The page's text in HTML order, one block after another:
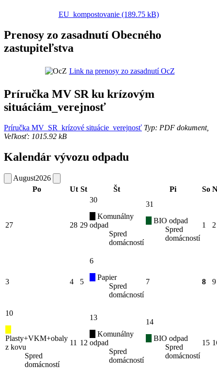
EU_kompostovanie (189.75 kB)
Prenosy zo zasadnutí Obecného
zastupiteľstva
Link na prenosy zo zasadnutí OcZ
Príručka MV SR ku krízovým
situáciám_verejnosť
Príručka MV_SR_krízové situácie_verejnosť Typ: PDF dokument,
Veľkosť: 1015.92 kB
Kalendár vývozu odpadu
August2026
Po
Ut St Št Pi So
27 28 29
30
Komunálny
odpad
Spred
domácností
31
BIO odpad
Spred
domácností
1 2
3 4 5
6
Papier
Spred
domácností
7 8 9
10
Plasty+VKM+obaly
z kovu
Spred
domácností
11 12
13
Komunálny
odpad
Spred
domácností
14
BIO odpad
Spred
domácností
15